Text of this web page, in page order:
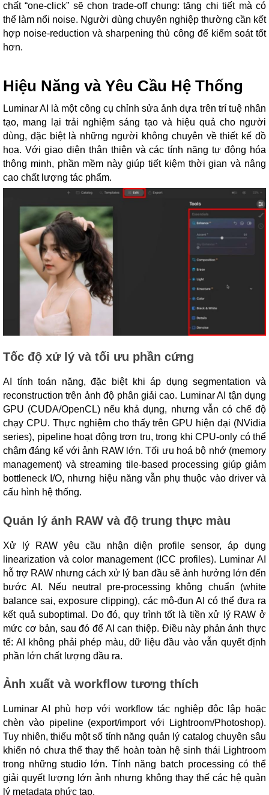
chất “one-click” sẽ chọn trade-off chung: tăng chi tiết mà có
thể làm nổi noise. Người dùng chuyên nghiệp thường cần kết
hợp noise-reduction và sharpening thủ công để kiểm soát tốt
hơn.
Hiệu Năng và Yêu Cầu Hệ Thống
Luminar AI là một công cụ chỉnh sửa ảnh dựa trên trí tuệ nhân
tạo, mang lại trải nghiệm sáng tạo và hiệu quả cho người
dùng, đặc biệt là những người không chuyên về thiết kế đồ
họa. Với giao diện thân thiện và các tính năng tự động hóa
thông minh, phần mềm này giúp tiết kiệm thời gian và nâng
cao chất lượng tác phẩm.
Tốc độ xử lý và tối ưu phần cứng
AI tính toán nặng, đặc biệt khi áp dụng segmentation và
reconstruction trên ảnh độ phân giải cao. Luminar AI tận dụng
GPU (CUDA/OpenCL) nếu khả dụng, nhưng vẫn có chế độ
chạy CPU. Thực nghiệm cho thấy trên GPU hiện đại (NVidia
series), pipeline hoạt động trơn tru, trong khi CPU-only có thể
chậm đáng kể với ảnh RAW lớn. Tối ưu hoá bộ nhớ (memory
management) và streaming tile-based processing giúp giảm
bottleneck I/O, nhưng hiệu năng vẫn phụ thuộc vào driver và
cấu hình hệ thống.
Quản lý ảnh RAW và độ trung thực màu
Xử lý RAW yêu cầu nhận diện profile sensor, áp dụng
linearization và color management (ICC profiles). Luminar AI
hỗ trợ RAW nhưng cách xử lý ban đầu sẽ ảnh hưởng lớn đến
bước AI. Nếu neutral pre-processing không chuẩn (white
balance sai, exposure clipping), các mô-đun AI có thể đưa ra
kết quả suboptimal. Do đó, quy trình tốt là tiền xử lý RAW ở
mức cơ bản, sau đó để AI can thiệp. Điều này phản ánh thực
tế: AI không phải phép màu, dữ liệu đầu vào vẫn quyết định
phần lớn chất lượng đầu ra.
Ảnh xuất và workflow tương thích
Luminar AI phù hợp với workflow tác nghiệp độc lập hoặc
chèn vào pipeline (export/import với Lightroom/Photoshop).
Tuy nhiên, thiếu một số tính năng quản lý catalog chuyên sâu
khiến nó chưa thể thay thế hoàn toàn hệ sinh thái Lightroom
trong những studio lớn. Tính năng batch processing có thể
giải quyết lượng lớn ảnh nhưng không thay thế các hệ quản
lý metadata phức tạp.